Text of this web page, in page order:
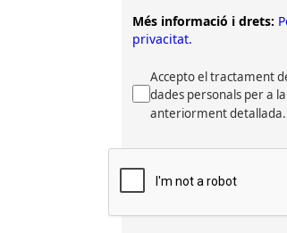
Més informació i drets:
privacitat.
Accepto el tractament
dades personals per a
anteriorment detallada.